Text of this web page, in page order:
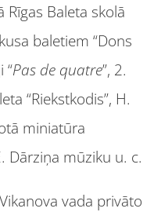
Baleta skolā
baletiem “Dons
“Pas de quatre”, 2.
“Riekstkodis”, H.
miniatūra
Dārziņa mūziku u. c.
vada privāto